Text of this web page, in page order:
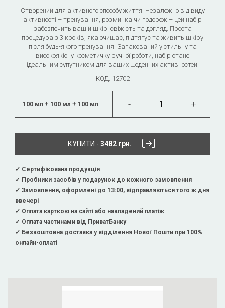
Створений для активного способу життя. Незалежно від виду
активності – тренування, розминка чи подорож – цей набір
забезпечить вашій шкірі свіжість та догляд. Проста
процедура з 3 кроків, яка очищає, підтягує та живить шкіру
після будь-якого тренування. Запакований у стильну та
високоякісну косметичку ручної роботи, набір стане
ідеальним супутником для ваших щоденних активностей.
КОД. 12702
100 мл + 100 мл + 100 мл
КУПИТИ - 3482 грн.
✓ Сертифікована продукція
✓ Пробники засобів у подарунок до кожного замовлення
✓ Замовлення, оформлені до 13:00, відправляються того ж дня
ввечері
✓ Оплата карткою на сайті або накладений платіж
✓ Оплата частинами від ПриватБанку
✓ Безкоштовна доставка у відділення Нової Пошти при 100%
онлайн-оплаті